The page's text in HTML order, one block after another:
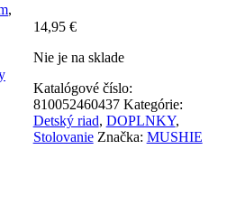
14,95 €
Nie je na sklade
Katalógové číslo:
810052460437 Kategórie:
Detský riad, DOPLNKY,
Stolovanie Značka: MUSHIE
,